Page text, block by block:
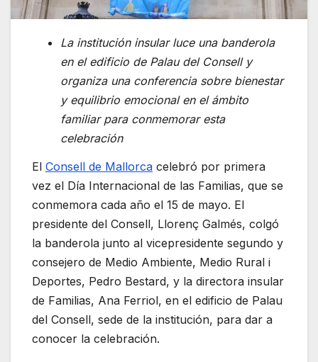
La institución insular luce una banderola
en el edificio de Palau del Consell y
organiza una conferencia sobre bienestar
y equilibrio emocional en el ámbito
familiar para conmemorar esta
celebración
El Consell de Mallorca celebró por primera
vez el Día Internacional de las Familias, que se
conmemora cada año el 15 de mayo. El
presidente del Consell, Llorenç Galmés, colgó
la banderola junto al vicepresidente segundo y
consejero de Medio Ambiente, Medio Rural i
Deportes, Pedro Bestard, y la directora insular
de Familias, Ana Ferriol, en el edificio de Palau
del Consell, sede de la institución, para dar a
conocer la celebración.